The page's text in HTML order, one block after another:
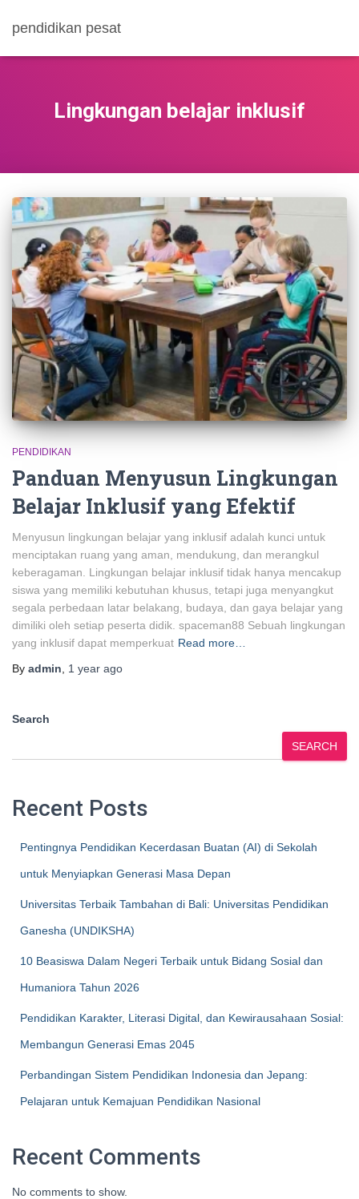
pendidikan pesat
Lingkungan belajar inklusif
PENDIDIKAN
Panduan Menyusun Lingkungan
Belajar Inklusif yang Efektif
Menyusun lingkungan belajar yang inklusif adalah kunci untuk
menciptakan ruang yang aman, mendukung, dan merangkul
keberagaman. Lingkungan belajar inklusif tidak hanya mencakup
siswa yang memiliki kebutuhan khusus, tetapi juga menyangkut
segala perbedaan latar belakang, budaya, dan gaya belajar yang
dimiliki oleh setiap peserta didik. spaceman88 Sebuah lingkungan
yang inklusif dapat memperkuat Read more…
By admin 1 year ago
Search
SEARCH
Recent Posts
Pentingnya Pendidikan Kecerdasan Buatan (AI) di Sekolah
untuk Menyiapkan Generasi Masa Depan
Universitas Terbaik Tambahan di Bali: Universitas Pendidikan
Ganesha (UNDIKSHA)
10 Beasiswa Dalam Negeri Terbaik untuk Bidang Sosial dan
Humaniora Tahun 2026
Pendidikan Karakter, Literasi Digital, dan Kewirausahaan Sosial:
Membangun Generasi Emas 2045
Perbandingan Sistem Pendidikan Indonesia dan Jepang:
Pelajaran untuk Kemajuan Pendidikan Nasional
Recent Comments
No comments to show.